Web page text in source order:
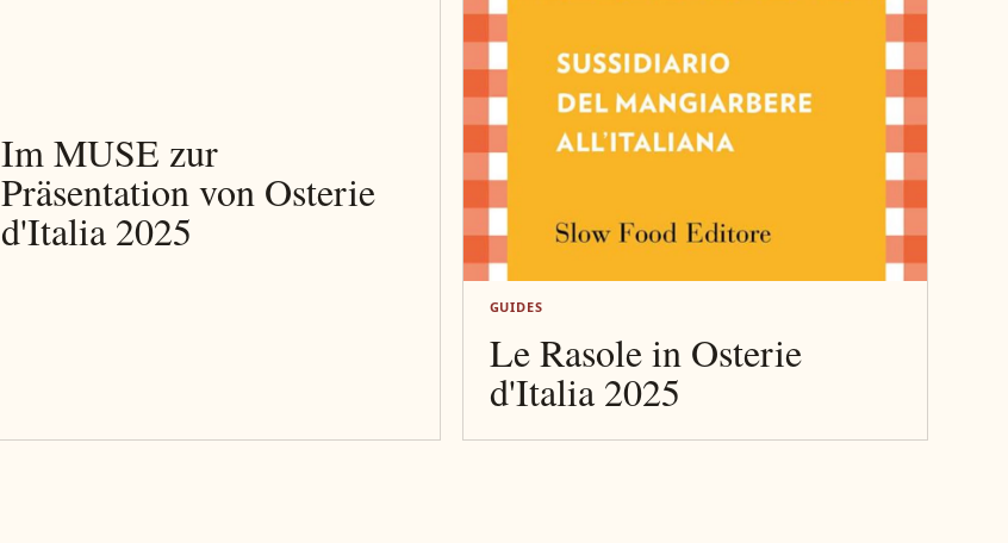
Im MUSE zur
Präsentation von Osterie
d'Italia 2025
GUIDES
Le Rasole in Osterie
d'Italia 2025